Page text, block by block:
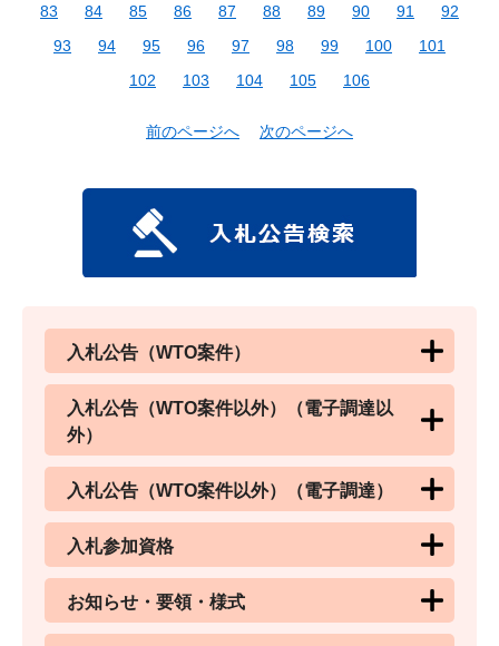
83
84 85 86 87 88 89 90 91
92
93
94 95 96 97 98 99 100
101
102
103 104 105 106
前のページへ 次のページへ
入札公告（WTO案件）
入札公告（WTO案件以外）（電子調達以
外）
入札公告（WTO案件以外）（電子調達）
入札参加資格
お知らせ・要領・様式